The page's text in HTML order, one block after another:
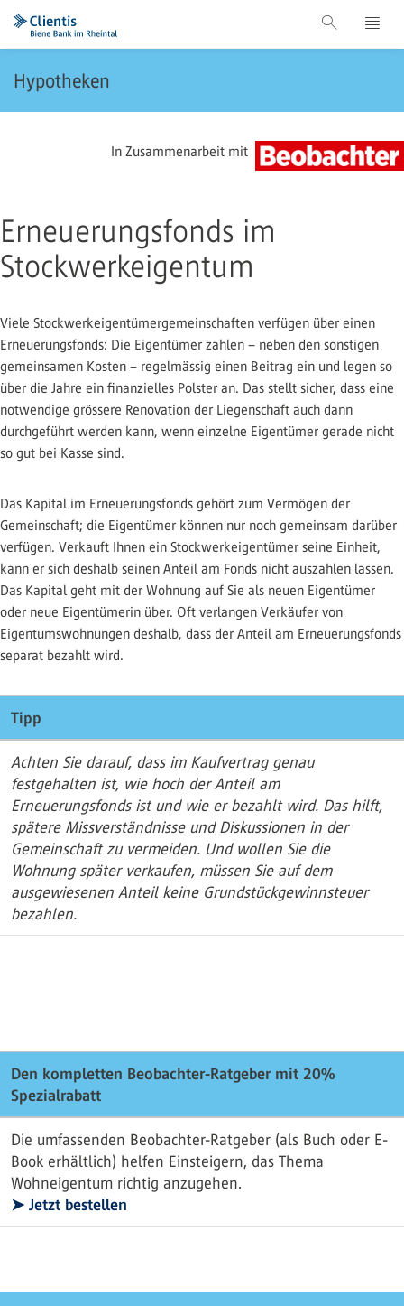
Hypotheken
In Zusammenarbeit mit
Erneuerungsfonds im
Stockwerkeigentum
Viele Stockwerkeigentümergemeinschaften verfügen über einen
Erneuerungsfonds: Die Eigentümer zahlen – neben den sonstigen
gemeinsamen Kosten – regelmässig einen Beitrag ein und legen so
über die Jahre ein finanzielles Polster an. Das stellt sicher, dass eine
notwendige grössere Renovation der Liegenschaft auch dann
durchgeführt werden kann, wenn einzelne Eigentümer gerade nicht
so gut bei Kasse sind.
Das Kapital im Erneuerungsfonds gehört zum Vermögen der
Gemeinschaft; die Eigentümer können nur noch gemeinsam darüber
verfügen. Verkauft Ihnen ein Stockwerkeigentümer seine Einheit,
kann er sich deshalb seinen Anteil am Fonds nicht auszahlen lassen.
Das Kapital geht mit der Wohnung auf Sie als neuen Eigentümer
oder neue Eigentümerin über. Oft verlangen Verkäufer von
Eigentumswohnungen deshalb, dass der Anteil am Erneuerungsfonds
separat bezahlt wird.
Tipp
Achten Sie darauf, dass im Kaufvertrag genau
festgehalten ist, wie hoch der Anteil am
Erneuerungsfonds ist und wie er bezahlt wird. Das hilft,
spätere Missverständnisse und Diskussionen in der
Gemeinschaft zu vermeiden. Und wollen Sie die
Wohnung später verkaufen, müssen Sie auf dem
ausgewiesenen Anteil keine Grundstückgewinnsteuer
bezahlen.
Den kompletten Beobachter-Ratgeber mit 20%
Spezialrabatt
Die umfassenden Beobachter-Ratgeber (als Buch oder E-
Book erhältlich) helfen Einsteigern, das Thema
Wohneigentum richtig anzugehen.
➤ Jetzt bestellen